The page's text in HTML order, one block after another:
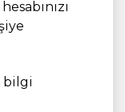
bilgi